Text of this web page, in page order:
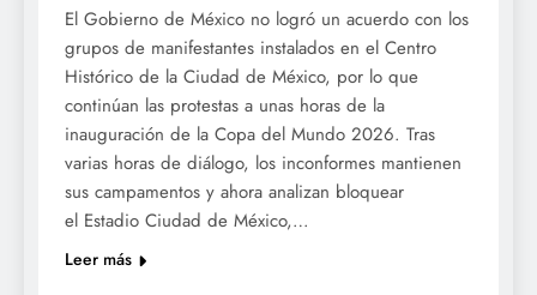
El Gobierno de México no logró un acuerdo con los
grupos de manifestantes instalados en el Centro
Histórico de la Ciudad de México, por lo que
continúan las protestas a unas horas de la
inauguración de la Copa del Mundo 2026. Tras
varias horas de diálogo, los inconformes mantienen
sus campamentos y ahora analizan bloquear
el Estadio Ciudad de México,…
Leer más